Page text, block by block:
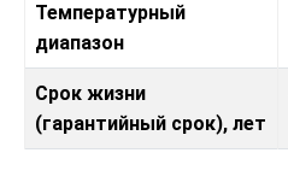
Температурный
диапазон
Срок жизни
(гарантийный срок), лет